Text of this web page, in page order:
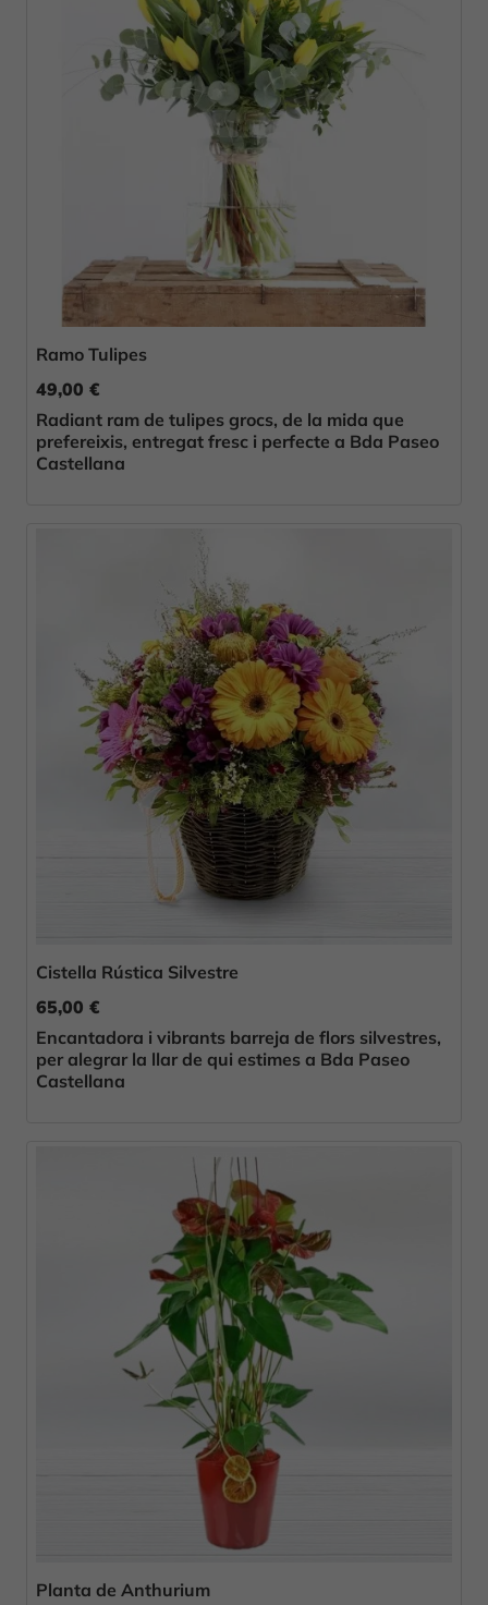
Ramo Tulipes
49,00 €
Radiant ram de tulipes grocs, de la mida que
prefereixis, entregat fresc i perfecte a Bda Paseo
Castellana
Cistella Rústica Silvestre
65,00 €
Encantadora i vibrants barreja de flors silvestres,
per alegrar la llar de qui estimes a Bda Paseo
Castellana
Planta de Anthurium